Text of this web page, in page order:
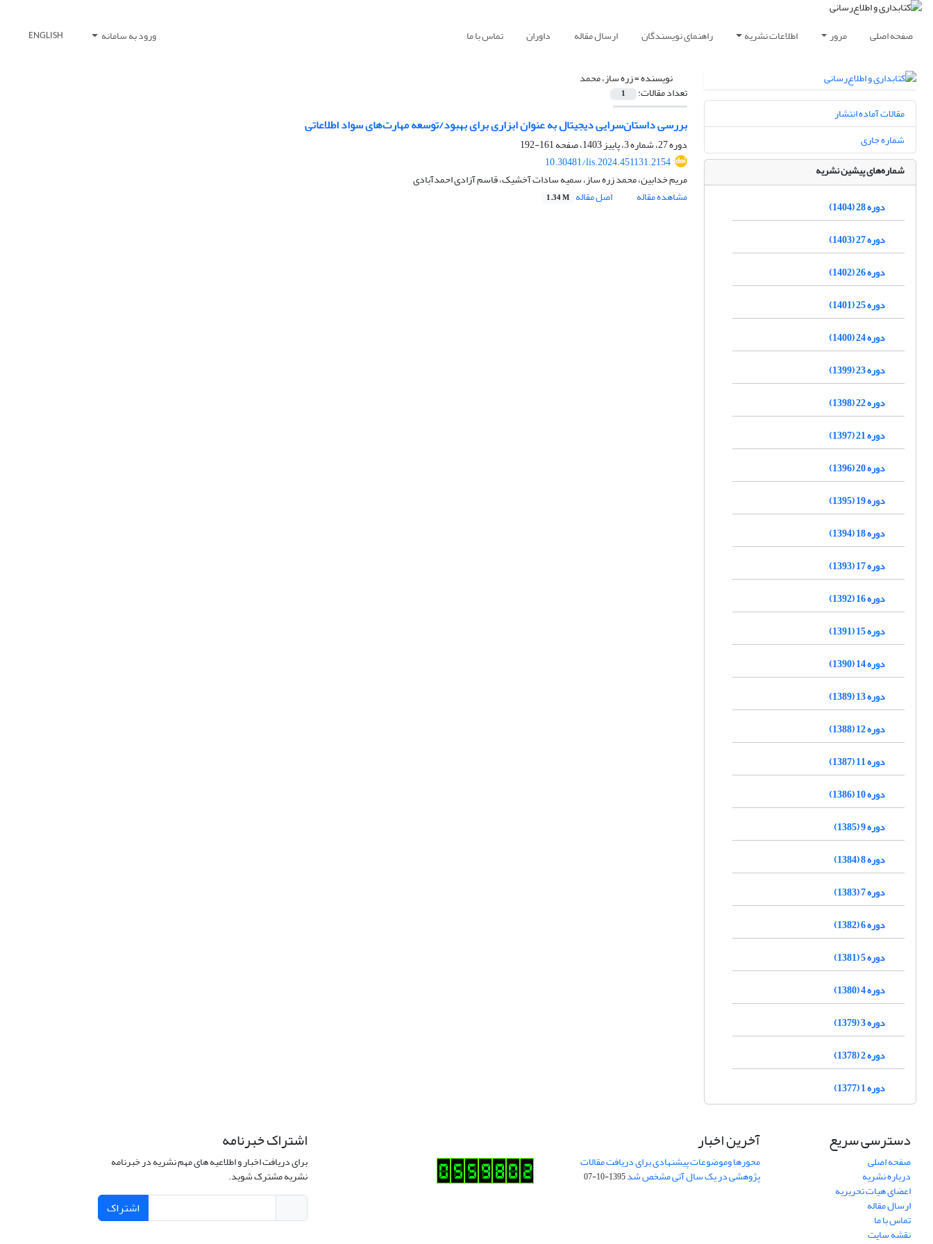
صفحه اصلی مرور اطلاعات نشریه راهنمای نویسندگان ارسال مقاله داوران تماس با ما ورود به سامانه ENGLISH
نویسنده =زره ساز، محمد
تعداد مقالات: 1
بررسی داستان‌سرایی دیجیتال به عنوان ابزاری برای بهبود/توسعه مهارت‌های سواد اطلاعاتی
دوره 27، شماره 3، پاییز 1403، صفحه
161-192
10.30481/lis.2024.451131.2154
مریم خدابین، محمد زره ساز، سمیه سادات آخشیک، قاسم آزادی احمدآبادی
مشاهده مقاله
اصل مقاله 1.34 M
مقالات آماده انتشار
شماره جاری
شماره‌های پیشین نشریه
دوره 28 (1404)
دوره 27 (1403)
دوره 26 (1402)
دوره 25 (1401)
دوره 24 (1400)
دوره 23 (1399)
دوره 22 (1398)
دوره 21 (1397)
دوره 20 (1396)
دوره 19 (1395)
دوره 18 (1394)
دوره 17 (1393)
دوره 16 (1392)
دوره 15 (1391)
دوره 14 (1390)
دوره 13 (1389)
دوره 12 (1388)
دوره 11 (1387)
دوره 10 (1386)
دوره 9 (1385)
دوره 8 (1384)
دوره 7 (1383)
دوره 6 (1382)
دوره 5 (1381)
دوره 4 (1380)
دوره 3 (1379)
دوره 2 (1378)
دوره 1 (1377)
دسترسی سریع
صفحه اصلی
درباره نشریه
اعضای هیات تحریریه
ارسال مقاله
تماس با ما
نقشه سایت
آخرین اخبار
محورها وموضوعات پیشنهادی برای دریافت مقالات
پژوهشی در یک سال آتی مشخص شد1395-10-07
اشتراک خبرنامه
برای دریافت اخبار و اطلاعیه های مهم نشریه در خبرنامه
نشریه مشترک شوید.
اشتراک